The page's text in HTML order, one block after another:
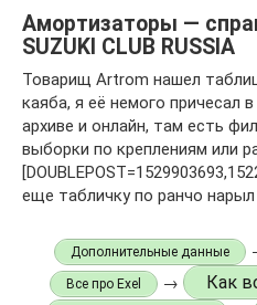
Амортизаторы —
SUZUKI CLUB RUSSIA
Товарищ Artrom нашел
каяба, я её немого причесал
архиве и онлайн, там есть
выборки по креплениям или
еще табличку по ранчо нарыл
Дополнительные данные
Все про Exel → Как